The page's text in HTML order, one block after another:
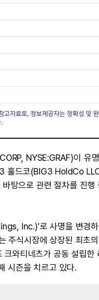
NYSE:GRAF)이 유
홀드코(BIG3 HoldCo
탕으로 관련 절차를 진
Inc.)'로 사명을 변경
주식시장에 상장된 최초
와티네츠가 공동 설립한
시즌을 치르고 있다.